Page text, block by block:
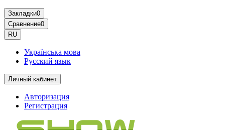
Закладки0
Сравнение0
RU
Українська мова
Русский язык
Личный кабинет
Авторизация
Регистрация